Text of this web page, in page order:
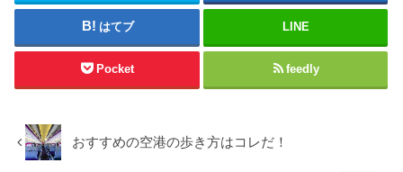
はてブ LINE
Pocket feedly
おすすめの空港の歩き方はコレだ！